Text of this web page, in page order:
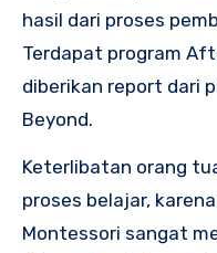
hasil dari proses
Terdapat program
diberikan report dari
Beyond.
Keterlibatan orang
proses belajar,
Montessori sangat